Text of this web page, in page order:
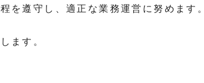
を遵守し、適正な業務運営に努めます。
ます。